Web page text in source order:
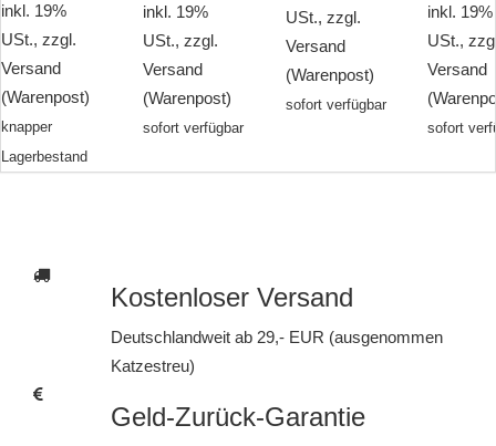
inkl. 19%
USt., zzgl.
Versand
(Warenpost)
knapper
Lagerbestand
inkl. 19%
USt., zzgl.
Versand
(Warenpost)
sofort verfügbar
USt., zzgl.
Versand
(Warenpost)
sofort verfügbar
inkl. 19%
USt.,
Versand
sofort
Kostenloser Versand
Deutschlandweit ab 29,- EUR (ausgenommen
Katzestreu)
Geld-Zurück-Garantie